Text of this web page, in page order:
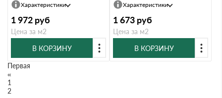
Характеристики
1 972 руб
Цена за м2
В КОРЗИНУ
Характеристики
1 673 руб
Цена за м2
В КОРЗИНУ
Первая
«
1
2